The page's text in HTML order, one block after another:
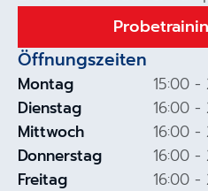
Öffnungszeiten
Montag
Dienstag
Mittwoch
Donnerstag
Freitag
15:00 -
16:00 -
16:00 -
16:00 -
16:00 -